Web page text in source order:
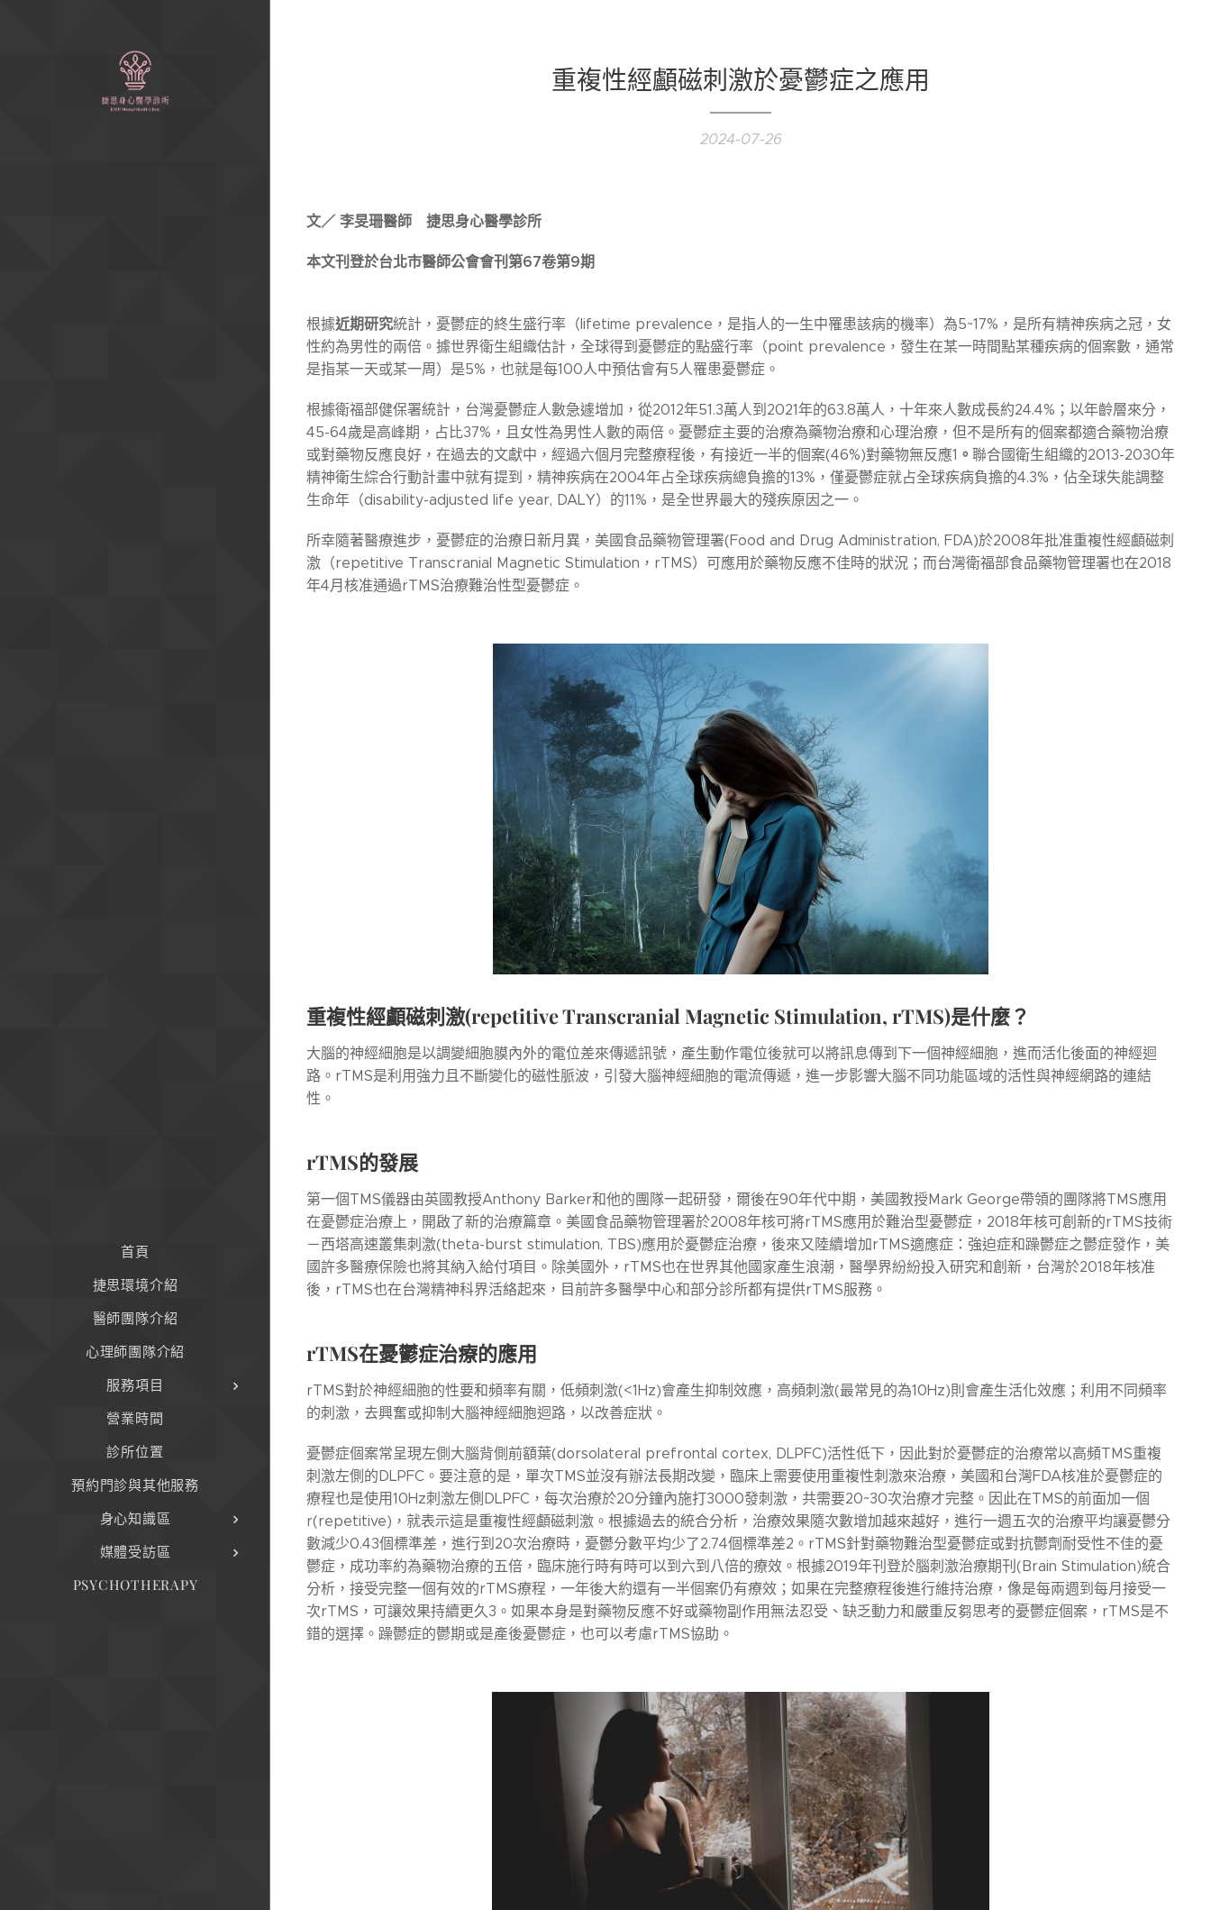
首頁
捷思環境介紹
醫師團隊介紹
心理師團隊介紹
服務項目
營業時間
診所位置
預約門診與其他服務
身心知識區
媒體受訪區
PSYCHOTHERAPY
重複性經顱磁刺激於憂鬱症之應用
2024-07-26
文／ 李旻珊醫師 捷思身心醫學診所
本文刊登於台北市醫師公會會刊第67卷第9期
根據近期研究統計，憂鬱症的終生盛行率（lifetime prevalence，是指人的一生中罹患該病的機率）為5~17%，是所有精神疾病之冠，女
性約為男性的兩倍。據世界衛生組織估計，全球得到憂鬱症的點盛行率（point prevalence，發生在某一時間點某種疾病的個案數，通常
是指某一天或某一周）是5%，也就是每100人中預估會有5人罹患憂鬱症。
根據衛福部健保署統計，台灣憂鬱症人數急遽增加，從2012年51.3萬人到2021年的63.8萬人，十年來人數成長約24.4%；以年齡層來分，
45-64歲是高峰期，占比37%，且女性為男性人數的兩倍。憂鬱症主要的治療為藥物治療和心理治療，但不是所有的個案都適合藥物治療
或對藥物反應良好，在過去的文獻中，經過六個月完整療程後，有接近一半的個案(46%)對藥物無反應1 。 聯合國衛生組織的2013-2030年
精神衛生綜合行動計畫中就有提到，精神疾病在2004年占全球疾病總負擔的13%，僅憂鬱症就占全球疾病負擔的4.3%，佔全球失能調整
生命年（disability-adjusted life year, DALY）的11%，是全世界最大的殘疾原因之一。
所幸隨著醫療進步，憂鬱症的治療日新月異，美國食品藥物管理署(Food and Drug Administration, FDA)於2008年批准重複性經顱磁刺
激（repetitive Transcranial Magnetic Stimulation，rTMS）可應用於藥物反應不佳時的狀況；而台灣衛福部食品藥物管理署也在2018
年4月核准通過rTMS治療難治性型憂鬱症。
重複性經顱磁刺激(repetitive Transcranial Magnetic Stimulation, rTMS)是什麼？
大腦的神經細胞是以調變細胞膜內外的電位差來傳遞訊號，產生動作電位後就可以將訊息傳到下一個神經細胞，進而活化後面的神經迴
路。rTMS是利用強力且不斷變化的磁性脈波，引發大腦神經細胞的電流傳遞，進一步影響大腦不同功能區域的活性與神經網路的連結
性。
rTMS的發展
第一個TMS儀器由英國教授Anthony Barker和他的團隊一起研發，爾後在90年代中期，美國教授Mark George帶領的團隊將TMS應用
在憂鬱症治療上，開啟了新的治療篇章。美國食品藥物管理署於2008年核可將rTMS應用於難治型憂鬱症，2018年核可創新的rTMS技術
－西塔高速叢集刺激(theta-burst stimulation, TBS)應用於憂鬱症治療，後來又陸續增加rTMS適應症：強迫症和躁鬱症之鬱症發作，美
國許多醫療保險也將其納入給付項目。除美國外，rTMS也在世界其他國家產生浪潮，醫學界紛紛投入研究和創新，台灣於2018年核准
後，rTMS也在台灣精神科界活絡起來，目前許多醫學中心和部分診所都有提供rTMS服務。
rTMS在憂鬱症治療的應用
rTMS對於神經細胞的性要和頻率有關，低頻刺激(<1Hz)會產生抑制效應，高頻刺激(最常見的為10Hz)則會產生活化效應；利用不同頻率
的刺激，去興奮或抑制大腦神經細胞迴路，以改善症狀。
憂鬱症個案常呈現左側大腦背側前額葉(dorsolateral prefrontal cortex, DLPFC)活性低下，因此對於憂鬱症的治療常以高頻TMS重複
刺激左側的DLPFC。要注意的是，單次TMS並沒有辦法長期改變，臨床上需要使用重複性刺激來治療，美國和台灣FDA核准於憂鬱症的
療程也是使用10Hz刺激左側DLPFC，每次治療於20分鐘內施打3000發刺激，共需要20~30次治療才完整。因此在TMS的前面加一個
r(repetitive)，就表示這是重複性經顱磁刺激。根據過去的統合分析，治療效果隨次數增加越來越好，進行一週五次的治療平均讓憂鬱分
數減少0.43個標準差，進行到20次治療時，憂鬱分數平均少了2.74個標準差2。rTMS針對藥物難治型憂鬱症或對抗鬱劑耐受性不佳的憂
鬱症，成功率約為藥物治療的五倍，臨床施行時有時可以到六到八倍的療效。根據2019年刊登於腦刺激治療期刊(Brain Stimulation)統合
分析，接受完整一個有效的rTMS療程，一年後大約還有一半個案仍有療效；如果在完整療程後進行維持治療，像是每兩週到每月接受一
次rTMS，可讓效果持續更久3。如果本身是對藥物反應不好或藥物副作用無法忍受、缺乏動力和嚴重反芻思考的憂鬱症個案，rTMS是不
錯的選擇。躁鬱症的鬱期或是產後憂鬱症，也可以考慮rTMS協助。